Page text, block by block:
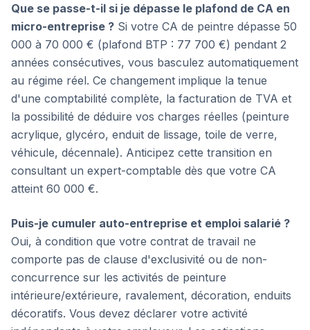
Que se passe-t-il si je dépasse le plafond de CA en
micro-entreprise ? Si votre CA de peintre dépasse 50
000 à 70 000 € (plafond BTP : 77 700 €) pendant 2
années consécutives, vous basculez automatiquement
au régime réel. Ce changement implique la tenue
d'une comptabilité complète, la facturation de TVA et
la possibilité de déduire vos charges réelles (peinture
acrylique, glycéro, enduit de lissage, toile de verre,
véhicule, décennale). Anticipez cette transition en
consultant un expert-comptable dès que votre CA
atteint 60 000 €.
Puis-je cumuler auto-entreprise et emploi salarié ?
Oui, à condition que votre contrat de travail ne
comporte pas de clause d'exclusivité ou de non-
concurrence sur les activités de peinture
intérieure/extérieure, ravalement, décoration, enduits
décoratifs. Vous devez déclarer votre activité